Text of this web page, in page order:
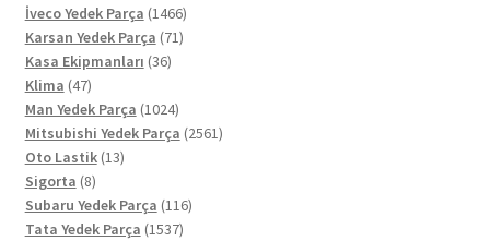
ürün
İveco Yedek Parça 14661466
ürün
Karsan Yedek Parça 7171
Kasa Ekipmanları 3636
Klima 4747
ürün
Man Yedek Parça 10241024
ürün
Mitsubishi Yedek Parça 25612561
Oto Lastik 1313
Sigorta 88
ürün
Subaru Yedek Parça 116116
Tata Yedek Parça 15371537